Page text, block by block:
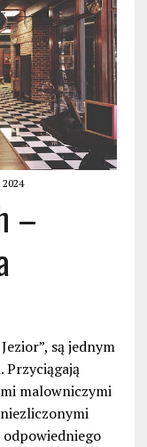
–
są jednym
Przyciągają
malowniczymi